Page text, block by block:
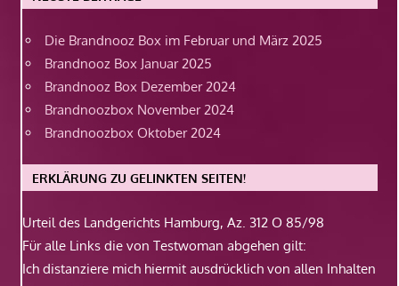
Die Brandnooz Box im Februar und März 2025
Brandnooz Box Januar 2025
Brandnooz Box Dezember 2024
Brandnoozbox November 2024
Brandnoozbox Oktober 2024
ERKLÄRUNG ZU GELINKTEN SEITEN!
Urteil des Landgerichts Hamburg, Az. 312 O 85/98
Für alle Links die von Testwoman abgehen gilt:
Ich distanziere mich hiermit ausdrücklich von allen Inhalten